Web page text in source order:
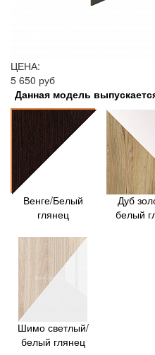
ЦЕНА:
5 650 руб
Данная модель
Венге/Белый
глянец
Дуб
белый
Шимо светлый/
белый глянец